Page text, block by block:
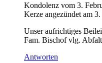
Kondolenz vom 3.
Kerze angezündet am 3.
Unser aufrichtiges
Fam. Bischof vlg.
Antworten